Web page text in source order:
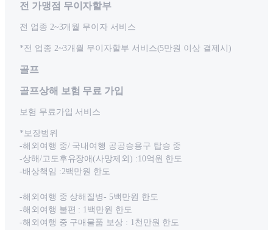
전 가맹점 무이자할부
전 업종 2~3개월 무이자 서비스
*전 업종 2~3개월 무이자할부 서비스(5만원 이상 결제시)
골프
골프상해 보험 무료 가입
보험 무료가입 서비스
*보장범위
-해외여행 중/ 국내여행 공공승용구 탑승 중
-상해/고도후유장애(사망제외) :10억원 한도
-배상책임 :2백만원 한도
-해외여행 중 상해질병- 5백만원 한도
-해외여행 불편 : 1백만원 한도
-해외여행 중 구매물품 보상 : 1천만원 한도